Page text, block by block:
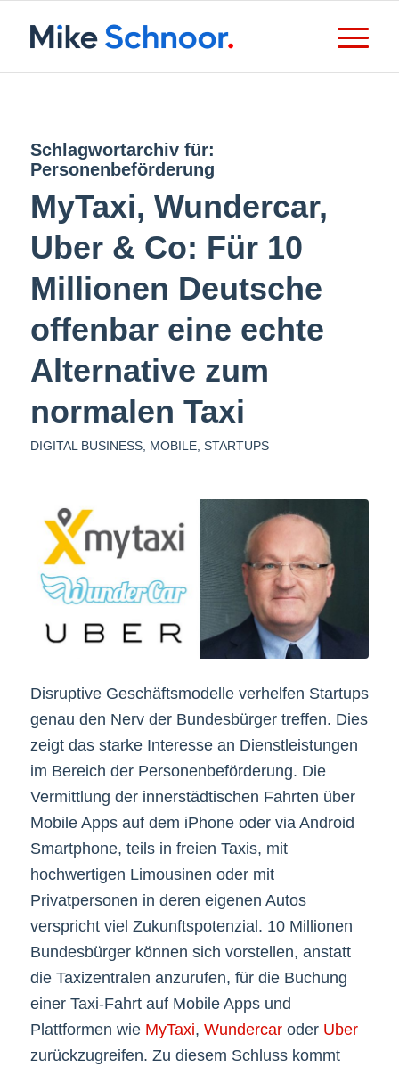
Schlagwortarchiv für:
Personenbeförderung
MyTaxi, Wundercar,
Uber & Co: Für 10
Millionen Deutsche
offenbar eine echte
Alternative zum
normalen Taxi
DIGITAL BUSINESS, MOBILE, STARTUPS
Disruptive Geschäftsmodelle verhelfen Startups
genau den Nerv der Bundesbürger treffen. Dies
zeigt das starke Interesse an Dienstleistungen
im Bereich der Personenbeförderung. Die
Vermittlung der innerstädtischen Fahrten über
Mobile Apps auf dem iPhone oder via Android
Smartphone, teils in freien Taxis, mit
hochwertigen Limousinen oder mit
Privatpersonen in deren eigenen Autos
verspricht viel Zukunftspotenzial. 10 Millionen
Bundesbürger können sich vorstellen, anstatt
die Taxizentralen anzurufen, für die Buchung
einer Taxi-Fahrt auf Mobile Apps und
Plattformen wie MyTaxi, Wundercaroder Uber
zurückzugreifen. Zu diesem Schluss kommt